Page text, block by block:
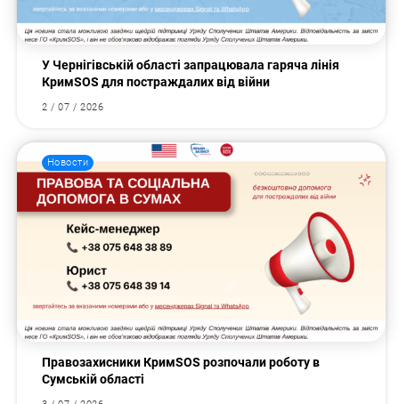
У Чернігівській області запрацювала гаряча лінія
КримSOS для постраждалих від війни
2 / 07 / 2026
Новости
Правозахисники КримSOS розпочали роботу в
Сумській області